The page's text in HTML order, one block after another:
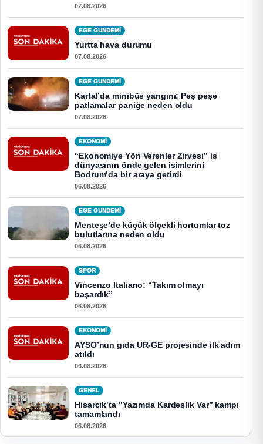
07.08.2026
EGE GUNDEMİ
Yurtta hava durumu
07.08.2026
EGE GUNDEMİ
Kartal’da minibüs yangını: Peş peşe
patlamalar paniğe neden oldu
07.08.2026
EKONOMI
“Ekonomiye Yön Verenler Zirvesi” iş
dünyasının önde gelen isimlerini
Bodrum’da bir araya getirdi
06.08.2026
EGE GUNDEMİ
Menteşe’de küçük ölçekli hortumlar toz
bulutlarına neden oldu
06.08.2026
SPOR
Vincenzo Italiano: “Takım olmayı
başardık”
06.08.2026
EKONOMI
AYSO’nun gıda UR-GE projesinde ilk adım
atıldı
06.08.2026
GENEL
Hisarcık’ta “Yazımda Kardeşlik Var” kampı
tamamlandı
06.08.2026